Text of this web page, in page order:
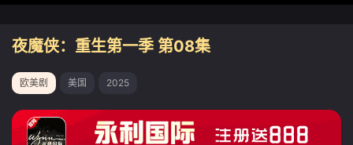
夜魔侠：重生第一季 第08集
欧美剧 美国 2025